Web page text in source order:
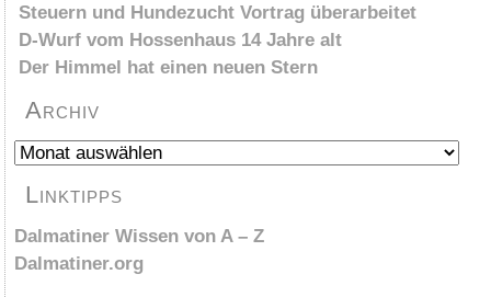
Steuern und Hundezucht Vortrag überarbeitet
D-Wurf vom Hossenhaus 14 Jahre alt
Der Himmel hat einen neuen Stern
Archiv
Archiv
Linktipps
Dalmatiner Wissen von A – Z
Dalmatiner.org